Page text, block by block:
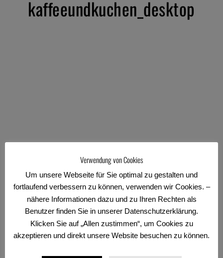
kaffeeundkuchen_desktop
Verwendung von Cookies
Um unsere Webseite für Sie optimal zu gestalten und
fortlaufend verbessern zu können, verwenden wir Cookies. –
nähere Informationen dazu und zu Ihren Rechten als
Benutzer finden Sie in unserer Datenschutzerklärung.
Klicken Sie auf „Allen zustimmen“, um Cookies zu
akzeptieren und direkt unsere Website besuchen zu können.